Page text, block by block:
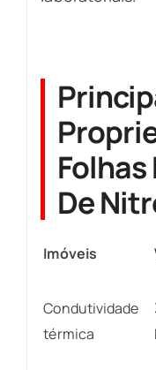
De
Imóveis
Condutividade
térmica